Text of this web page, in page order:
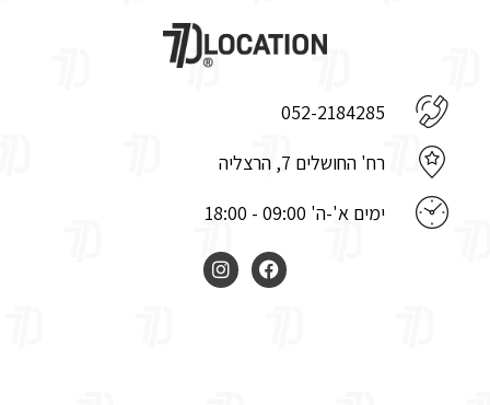
052-2184285
רח' החושלים 7, הרצליה
ימים א'-ה' 09:00 - 18:00